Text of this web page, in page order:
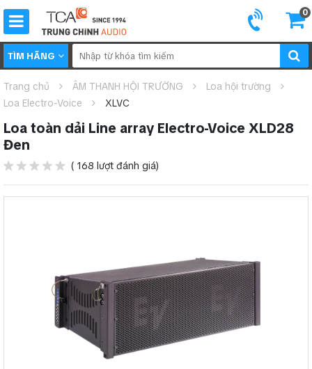
0
TÌM HÃNG
Trang chủ ÂM THANH HỘI TRƯỜNG
Loa hội trường
Loa Electro-Voice
XLVC
Loa toàn dải Line array Electro-Voice XLD28
Đen
( 168 lượt đánh giá)